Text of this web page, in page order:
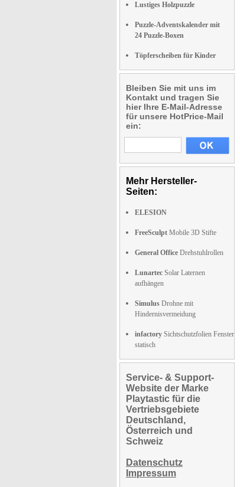
Lustiges Holzpuzzle
Puzzle-Adventskalender mit
24 Puzzle-Boxen
Töpferscheiben für Kinder
Bleiben Sie mit uns im
Kontakt und tragen Sie
hier Ihre E-Mail-Adresse
für unsere HotPrice-Mail
ein:
Mehr Hersteller-
Seiten:
ELESION
FreeSculpt Mobile 3D Stifte
General Office Drehstuhlrollen
Lunartec Solar Laternen
aufhängen
Simulus Drohne mit
Hindernisvermeidung
infactory Sichtschutzfolien Fenster
statisch
Service- & Support-
Website der Marke
Playtastic für die
Vertriebsgebiete
Deutschland,
Österreich und
Schweiz
Datenschutz
Impressum